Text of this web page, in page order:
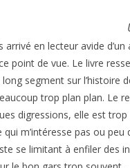
arrivé en lecteur avide
point de vue. Le livre
segment sur l’histoire
trop plan plan. Le
digressions, elle est
qui m’intéresse pas ou
se limitant à enfiler des